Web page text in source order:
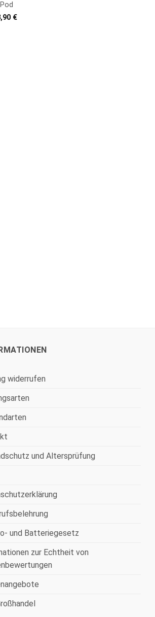
Preis
€Aktueller
widerrufen
und Altersprüfung
und Batteriegesetz
zur Echtheit von